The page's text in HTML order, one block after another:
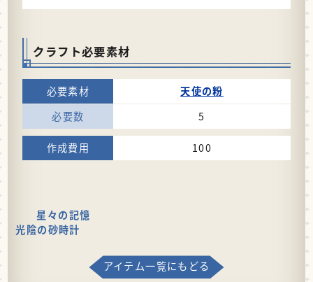
クラフト必要素材
天使の粉
5
100
星々の記憶
光陰の砂時計
アイテム一覧にもどる